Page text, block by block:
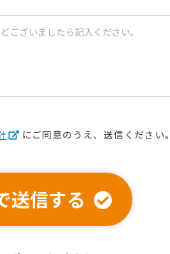
にご同意のうえ、送信ください。
送信する